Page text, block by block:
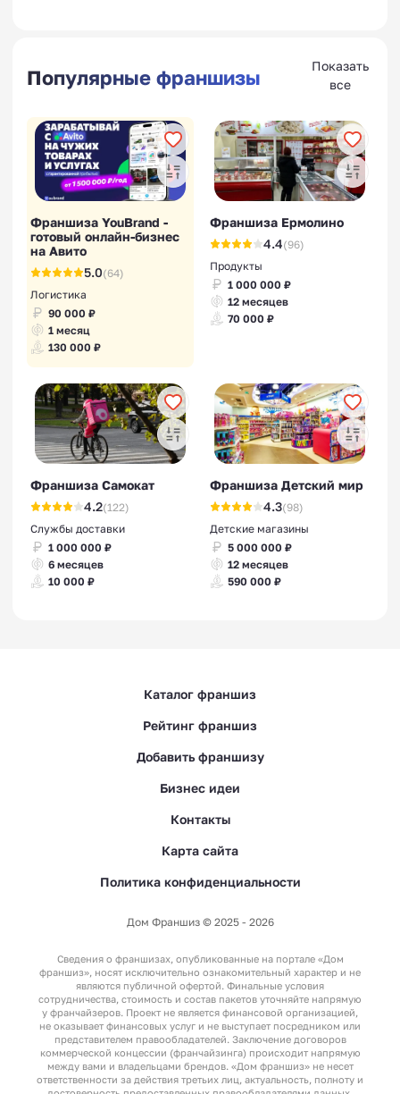
Популярные франшизы
Показать
все
Франшиза YouBrand -
готовый онлайн-бизнес
на Авито
5.0(64)
Логистика
90 000 ₽
1 месяц
130 000 ₽
Франшиза Ермолино
4.4(96)
Продукты
1 000 000 ₽
12 месяцев
70 000 ₽
Франшиза Самокат
4.2(122)
Службы доставки
1 000 000 ₽
6 месяцев
10 000 ₽
Франшиза Детский мир
4.3(98)
Детские магазины
5 000 000 ₽
12 месяцев
590 000 ₽
Каталог франшиз
Рейтинг франшиз
Добавить франшизу
Бизнес идеи
Контакты
Карта сайта
Политика конфиденциальности
Дом Франшиз © 2025 - 2026